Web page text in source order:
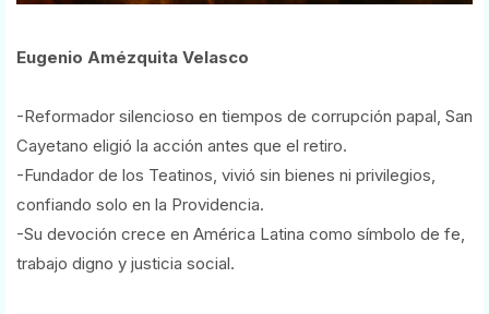
Eugenio Amézquita Velasco
-Reformador silencioso en tiempos de corrupción papal, San
Cayetano eligió la acción antes que el retiro.
-Fundador de los Teatinos, vivió sin bienes ni privilegios,
confiando solo en la Providencia.
-Su devoción crece en América Latina como símbolo de fe,
trabajo digno y justicia social.